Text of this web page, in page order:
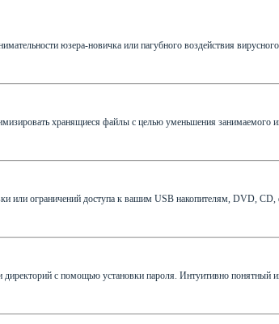
юзера-новичка или пагубного воздействия
хранящиеся файлы с целью уменьшения занимаемого
или ограничений доступа к вашим USB накопителям, DVD,
с помощью установки пароля. Интуитивно понятный